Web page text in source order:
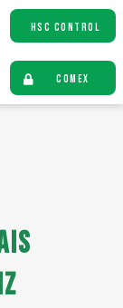
HSC CONTROL
COMEX